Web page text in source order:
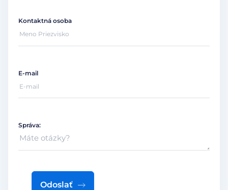
Kontaktná osoba
E-mail
Správa:
Odoslať